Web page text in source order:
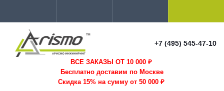
+7 (495) 545-47-10
ВСЕ ЗАКАЗЫ ОТ 10 000₽
Бесплатно доставим по Москве
Скидка 15% на сумму от 50 000 ₽